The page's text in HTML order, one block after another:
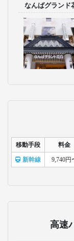
海遊館
あべのハルカス